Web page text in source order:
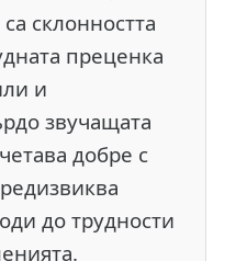
склонността
преценка
и
звучащата
добре с
до трудности